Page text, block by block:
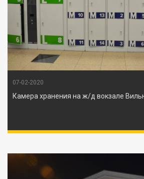
07-02-2020
Камера хранения на ж/д вокзале